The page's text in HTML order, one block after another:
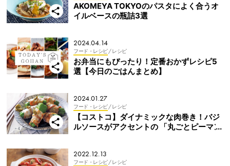
AKOMEYA TOKYOのパスタによく合うオ
イルベースの瓶詰3選
2024.04.14
フード・レシピ/ レシピ
お弁当にもぴったり！定番おかずレシピ5
選【今日のごはんまとめ】
2024.01.27
フード・レシピ/ レシピ
【コストコ】ダイナミックな肉巻き！バジ
ルソースがアクセントの 「丸ごとピーマン
2022.12.13
フード・レシピ/ レシピ